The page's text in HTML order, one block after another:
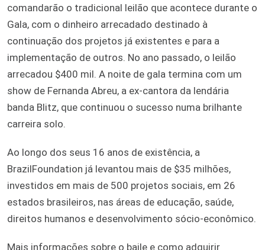
comandarão o tradicional leilão que acontece durante o
Gala, com o dinheiro arrecadado destinado à
continuação dos projetos já existentes e para a
implementação de outros. No ano passado, o leilão
arrecadou $400 mil. A noite de gala termina com um
show de Fernanda Abreu, a ex-cantora da lendária
banda Blitz, que continuou o sucesso numa brilhante
carreira solo.
Ao longo dos seus 16 anos de existência, a
BrazilFoundation já levantou mais de $35 milhões,
investidos em mais de 500 projetos sociais, em 26
estados brasileiros, nas áreas de educação, saúde,
direitos humanos e desenvolvimento sócio-econômico.
Mais informações sobre o baile e como adquirir